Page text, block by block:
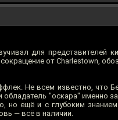
для представителей
от Charlestown,
Не всем известно, что
обладатель "оскара" именно
но ещё и с глубоким
— всё в наличии.